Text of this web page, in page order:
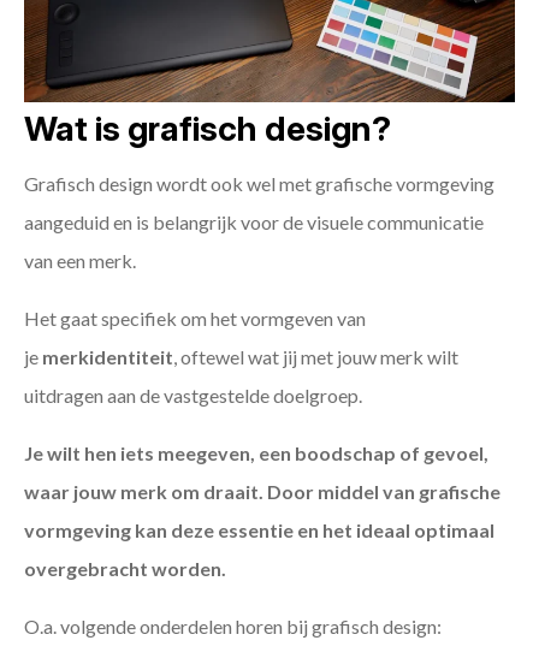
Wat is grafisch design?
Grafisch design wordt ook wel met grafische vormgeving
aangeduid en is belangrijk voor de visuele communicatie
van een merk.
Het gaat specifiek om het vormgeven van
je merkidentiteit , oftewel wat jij met jouw merk wilt
uitdragen aan de vastgestelde doelgroep.
Je wilt hen iets meegeven, een boodschap of gevoel,
waar jouw merk om draait. Door middel van grafische
vormgeving kan deze essentie en het ideaal optimaal
overgebracht worden.
O.a. volgende onderdelen horen bij grafisch design: